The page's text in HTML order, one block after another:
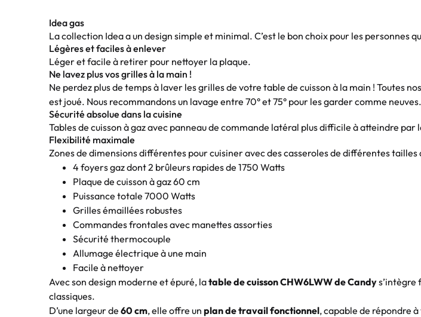
Idea gas
La collection Idea a un design simple et minimal. C’est le bon choix pour les personnes
Légères et faciles à enlever
Léger et facile à retirer pour nettoyer la plaque.
Ne lavez plus vos grilles à la main !
Ne perdez plus de temps à laver les grilles de votre table de cuisson à la main ! Toutes
est joué. Nous recommandons un lavage entre 70° et 75° pour les garder comme neuves.
Sécurité absolue dans la cuisine
Tables de cuisson à gaz avec panneau de commande latéral plus difficile à atteindre par
Flexibilité maximale
Zones de dimensions différentes pour cuisiner avec des casseroles de différentes
4 foyers gaz dont 2 brûleurs rapides de 1750 Watts
Plaque de cuisson à gaz 60 cm
Puissance totale 7000 Watts
Grilles émaillées robustes
Commandes frontales avec manettes assorties
Sécurité thermocouple
Allumage électrique à une main
Facile à nettoyer
Avec son design moderne et épuré, latable de cuissonCHW6LWW de Candys’intègre
classiques.
D’une largeur de 60 cm, elle offre un plan de travail fonctionnel, capable de répondre